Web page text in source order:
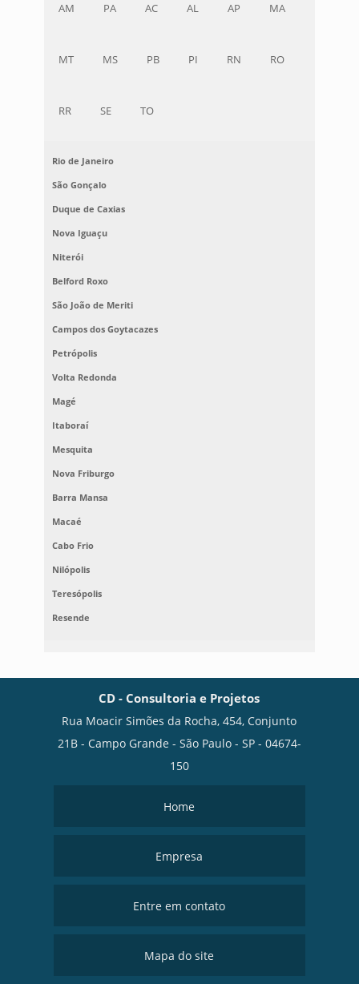
AM PA AC AL AP MA
MT MS PB PI RN RO
RR SE TO
Rio de Janeiro
São Gonçalo
Duque de Caxias
Nova Iguaçu
Niterói
Belford Roxo
São João de Meriti
Campos dos Goytacazes
Petrópolis
Volta Redonda
Magé
Itaboraí
Mesquita
Nova Friburgo
Barra Mansa
Macaé
Cabo Frio
Nilópolis
Teresópolis
Resende
CD - Consultoria e Projetos
Rua Moacir Simões da Rocha, 454, Conjunto
21B - Campo Grande - São Paulo - SP - 04674-
150
Home
Empresa
Entre em contato
Mapa do site